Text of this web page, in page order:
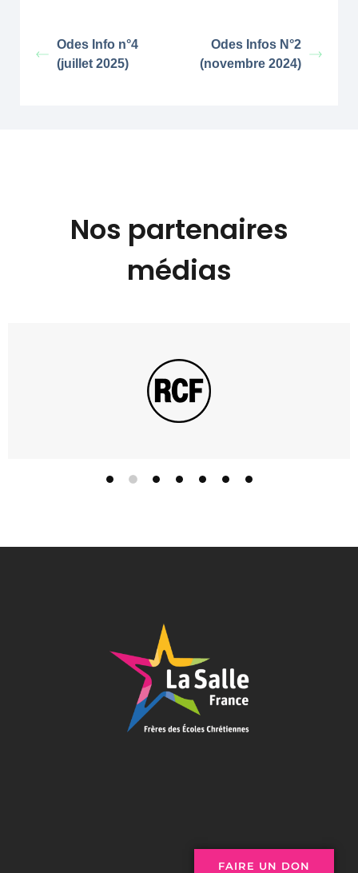
Odes Info n°4
(juillet 2025)
Odes Infos N°2
(novembre 2024)
Nos partenaires
médias
FAIRE UN DON